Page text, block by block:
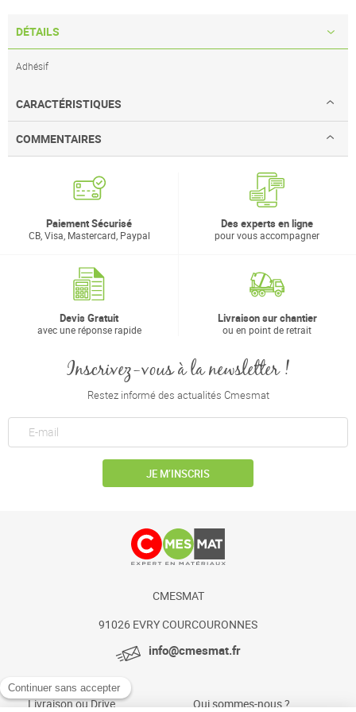
DÉTAILS
Adhésif
CARACTÉRISTIQUES
COMMENTAIRES
Paiement Sécurisé
CB, Visa, Mastercard, Paypal
Des experts en ligne
pour vous accompagner
Devis Gratuit
avec une réponse rapide
Livraison sur chantier
ou en point de retrait
Inscrivez-vous à la newsletter !
Restez informé des actualités Cmesmat
JE M’INSCRIS
CMESMAT
91026 EVRY COURCOURONNES
info@cmesmat.fr
Livraison ou Drive Qui sommes-nous ?